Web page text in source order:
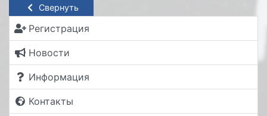
Свернуть
Регистрация
Новости
Информация
Контакты